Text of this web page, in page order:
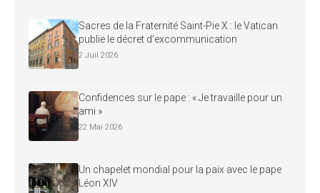
Sacres de la Fraternité Saint-Pie X : le Vatican
publie le décret d’excommunication
2 Juil 2026
Confidences sur le pape : « Je travaille pour un
ami »
22 Mai 2026
Un chapelet mondial pour la paix avec le pape
Léon XIV